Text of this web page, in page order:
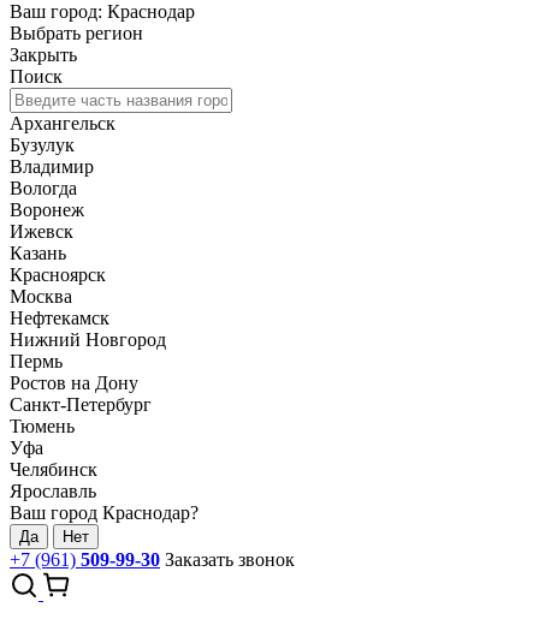
Ваш город: Краснодар
Выбрать регион
Закрыть
Поиск
Архангельск
Бузулук
Владимир
Вологда
Воронеж
Ижевск
Казань
Красноярск
Москва
Нефтекамск
Нижний Новгород
Пермь
Ростов на Дону
Санкт-Петербург
Тюмень
Уфа
Челябинск
Ярославль
Ваш город Краснодар?
Да Нет
+7 (961) 509-99-30 Заказать звонок